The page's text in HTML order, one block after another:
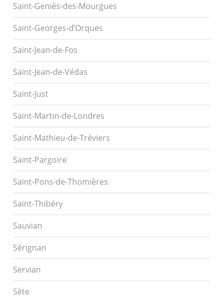
Saint-Geniès-des-Mourgues
Saint-Georges-d’Orques
Saint-Jean-de-Fos
Saint-Jean-de-Védas
Saint-Just
Saint-Martin-de-Londres
Saint-Mathieu-de-Tréviers
Saint-Pargoire
Saint-Pons-de-Thomières
Saint-Thibéry
Sauvian
Sérignan
Servian
Sète